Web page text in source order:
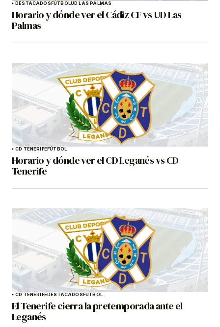
DESTACADOSFÚTBOLUD LAS PALMAS
Horario y dónde ver el Cádiz CF vs UD Las
Palmas
CD TENERIFEFÚTBOL
Horario y dónde ver el CD Leganés vs CD
Tenerife
CD TENERIFEDESTACADOSFÚTBOL
El Tenerife cierra la pretemporada ante el
Leganés